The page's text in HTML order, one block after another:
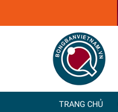
TRANG CHỦ